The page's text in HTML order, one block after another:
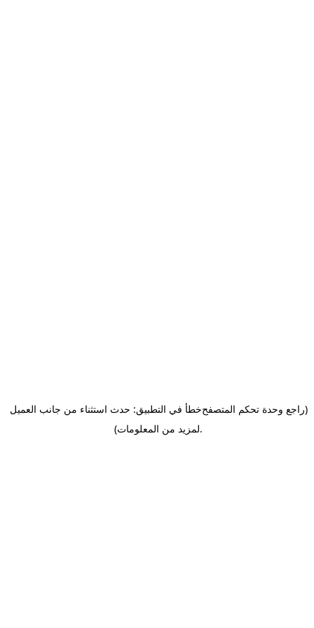
خطأ في التطبيق: حدث استثناء من جانب العميل(راجع وحدة تحكم المتصفح
لمزيد من المعلومات).